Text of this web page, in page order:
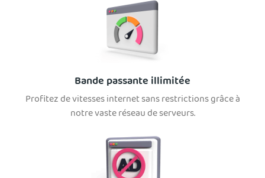
Bande passante illimitée
Profitez de vitesses internet sans restrictions grâce à
notre vaste réseau de serveurs.